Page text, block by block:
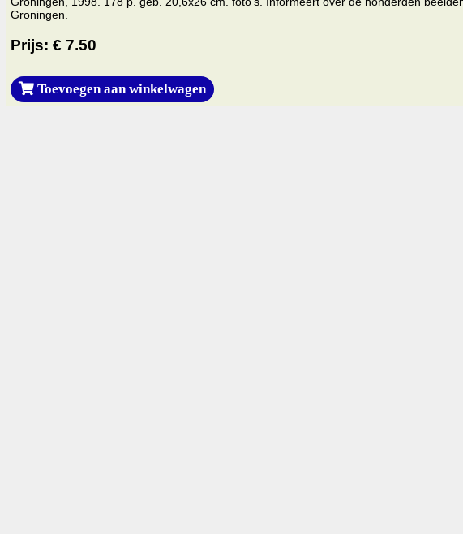
Groningen.
Prijs: € 7.50
Toevoegen aan winkelwagen